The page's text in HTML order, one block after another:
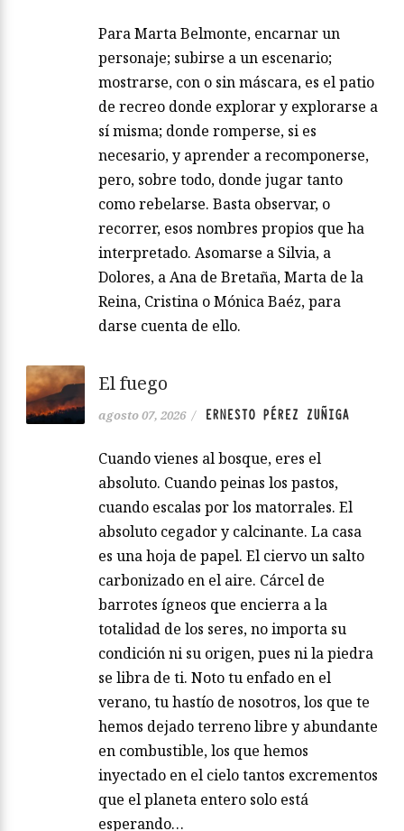
Para Marta Belmonte, encarnar un
personaje; subirse a un escenario;
mostrarse, con o sin máscara, es el patio
de recreo donde explorar y explorarse a
sí misma; donde romperse, si es
necesario, y aprender a recomponerse,
pero, sobre todo, donde jugar tanto
como rebelarse. Basta observar, o
recorrer, esos nombres propios que ha
interpretado. Asomarse a Silvia, a
Dolores, a Ana de Bretaña, Marta de la
Reina, Cristina o Mónica Baéz, para
darse cuenta de ello.
El fuego
agosto 07, 2026 / ERNESTO PÉREZ ZUÑIGA
Cuando vienes al bosque, eres el
absoluto. Cuando peinas los pastos,
cuando escalas por los matorrales. El
absoluto cegador y calcinante. La casa
es una hoja de papel. El ciervo un salto
carbonizado en el aire. Cárcel de
barrotes ígneos que encierra a la
totalidad de los seres, no importa su
condición ni su origen, pues ni la piedra
se libra de ti. Noto tu enfado en el
verano, tu hastío de nosotros, los que te
hemos dejado terreno libre y abundante
en combustible, los que hemos
inyectado en el cielo tantos excrementos
que el planeta entero solo está
esperando…